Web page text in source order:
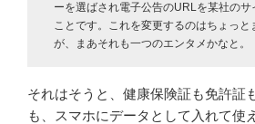
ーを選ばされ電子公告のURLを某社のサ
ことです。これを変更するのはちょっと
が、まあそれも一つのエンタメかなと。
それはそうと、健康保険証も免許証
も、スマホにデータとして入れて使